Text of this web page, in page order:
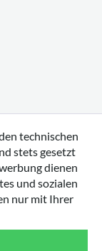
technischen
stets gesetzt
dienen
und sozialen
nur mit Ihrer